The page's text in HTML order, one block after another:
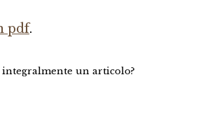
pdf.
un articolo?